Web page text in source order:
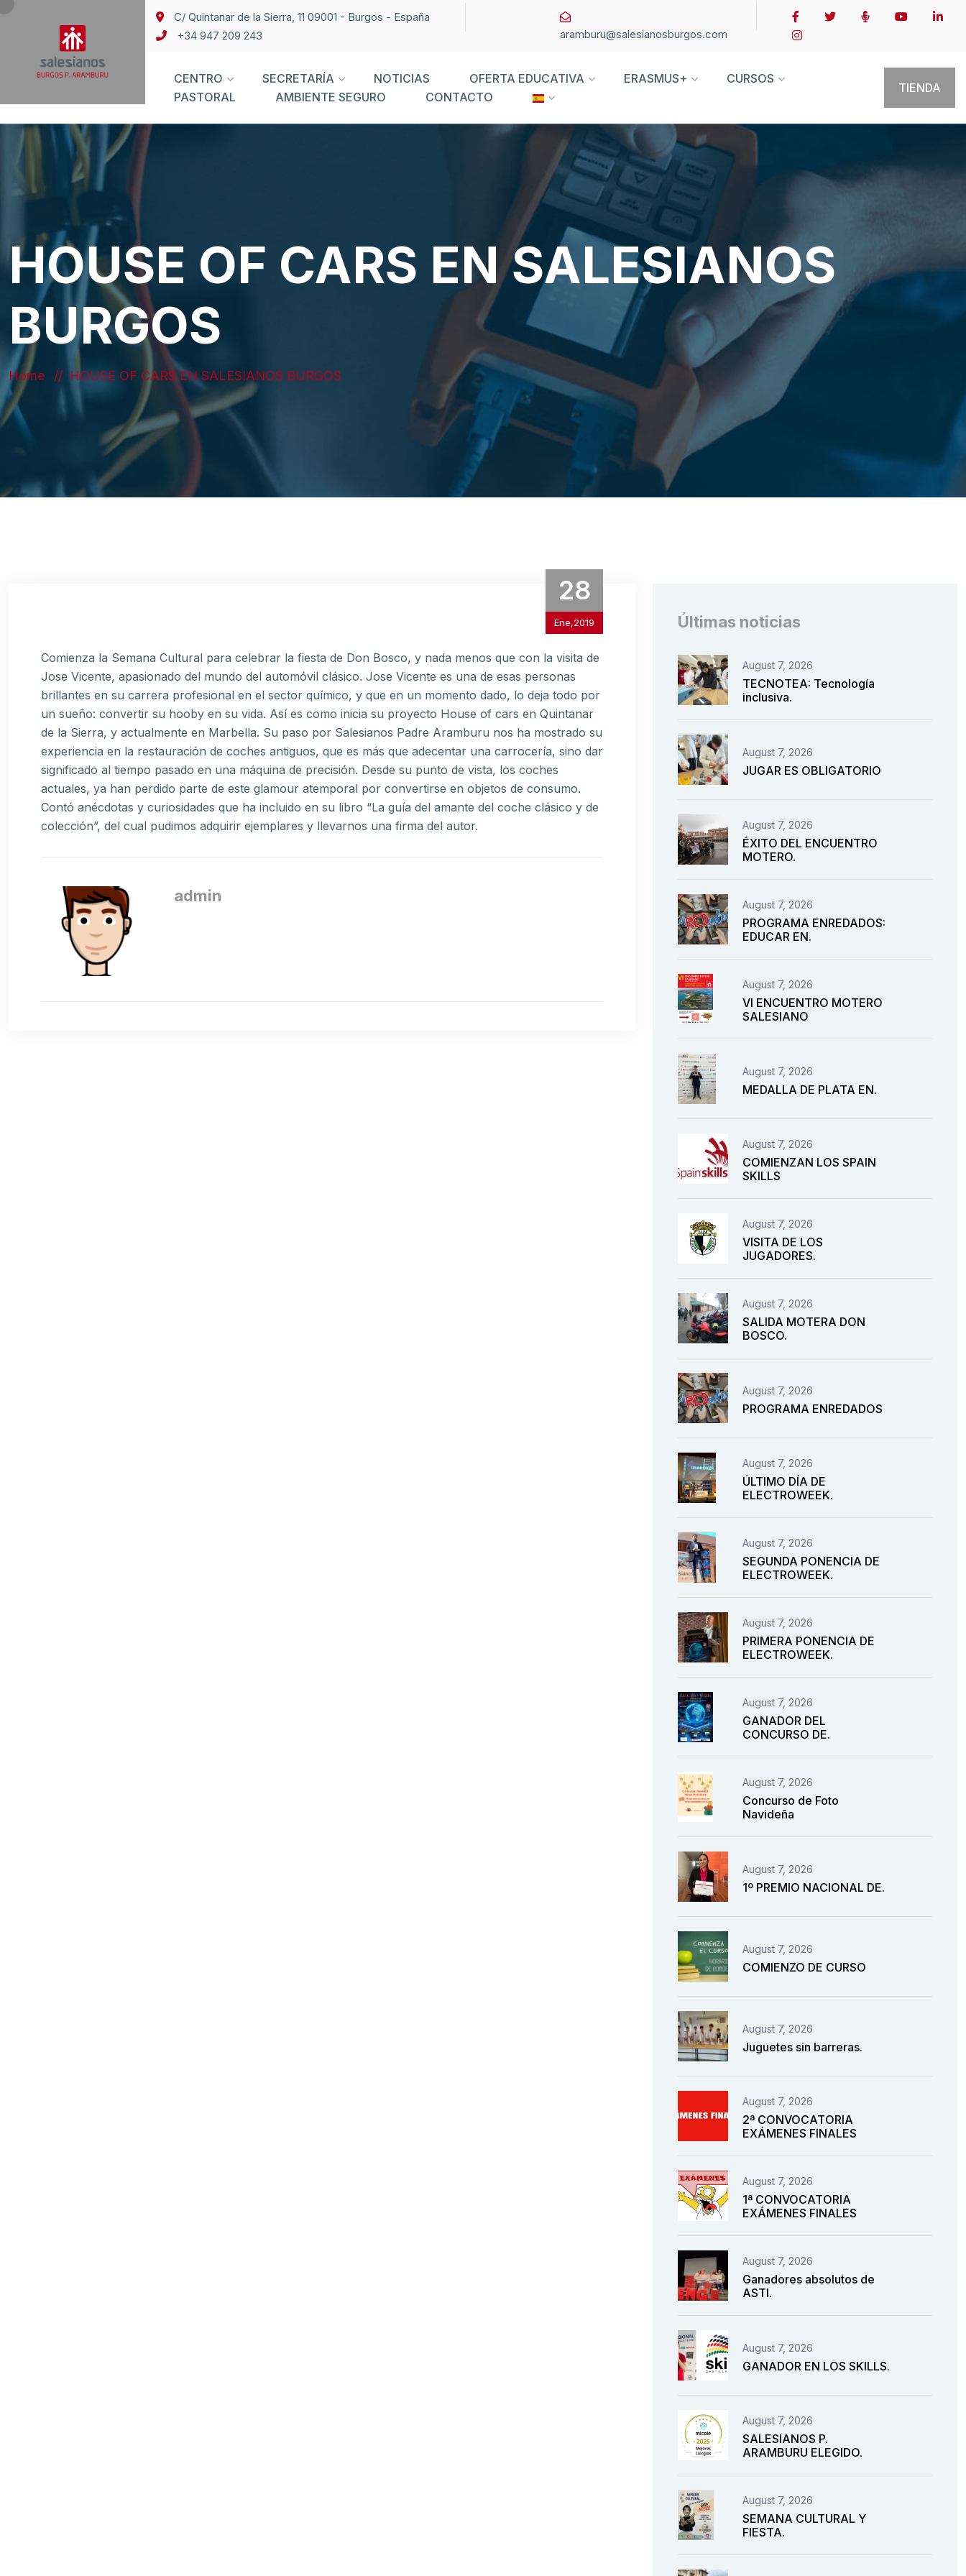
C/ Quintanar de la Sierra, 11 09001 - Burgos - España
+34 947 209 243
aramburu@salesianosburgos.com
CENTRO SECRETARÍA NOTICIAS OFERTA EDUCATIVA ERASMUS+
CURSOS
PASTORAL
AMBIENTE SEGURO CONTACTO
TIENDA
HOUSE OF CARS EN SALESIANOS
BURGOS
Home HOUSE OF CARS EN SALESIANOS BURGOS
28
Ene,2019
Comienza la Semana Cultural para celebrar la fiesta de Don Bosco, y nada menos que con la visita de
Jose Vicente, apasionado del mundo del automóvil clásico. Jose Vicente es una de esas personas
brillantes en su carrera profesional en el sector químico, y que en un momento dado, lo deja todo por
un sueño: convertir su hooby en su vida. Así es como inicia su proyecto House of cars en Quintanar
de la Sierra, y actualmente en Marbella. Su paso por Salesianos Padre Aramburu nos ha mostrado su
experiencia en la restauración de coches antiguos, que es más que adecentar una carrocería, sino dar
significado al tiempo pasado en una máquina de precisión. Desde su punto de vista, los coches
actuales, ya han perdido parte de este glamour atemporal por convertirse en objetos de consumo.
Contó anécdotas y curiosidades que ha incluido en su libro “La guía del amante del coche clásico y de
colección”, del cual pudimos adquirir ejemplares y llevarnos una firma del autor.
admin
Últimas noticias
August 7, 2026
TECNOTEA: Tecnología
inclusiva.
August 7, 2026
JUGAR ES OBLIGATORIO
August 7, 2026
ÉXITO DEL ENCUENTRO
MOTERO.
August 7, 2026
PROGRAMA ENREDADOS:
EDUCAR EN.
August 7, 2026
VI ENCUENTRO MOTERO
SALESIANO
August 7, 2026
MEDALLA DE PLATA EN.
August 7, 2026
COMIENZAN LOS SPAIN
SKILLS
August 7, 2026
VISITA DE LOS
JUGADORES.
August 7, 2026
SALIDA MOTERA DON
BOSCO.
August 7, 2026
PROGRAMA ENREDADOS
August 7, 2026
ÚLTIMO DÍA DE
ELECTROWEEK.
August 7, 2026
SEGUNDA PONENCIA DE
ELECTROWEEK.
August 7, 2026
PRIMERA PONENCIA DE
ELECTROWEEK.
August 7, 2026
GANADOR DEL
CONCURSO DE.
August 7, 2026
Concurso de Foto
Navideña
August 7, 2026
1º PREMIO NACIONAL DE.
August 7, 2026
COMIENZO DE CURSO
August 7, 2026
Juguetes sin barreras.
August 7, 2026
2ª CONVOCATORIA
EXÁMENES FINALES
August 7, 2026
1ª CONVOCATORIA
EXÁMENES FINALES
August 7, 2026
Ganadores absolutos de
ASTI.
August 7, 2026
GANADOR EN LOS SKILLS.
August 7, 2026
SALESIANOS P.
ARAMBURU ELEGIDO.
August 7, 2026
SEMANA CULTURAL Y
FIESTA.